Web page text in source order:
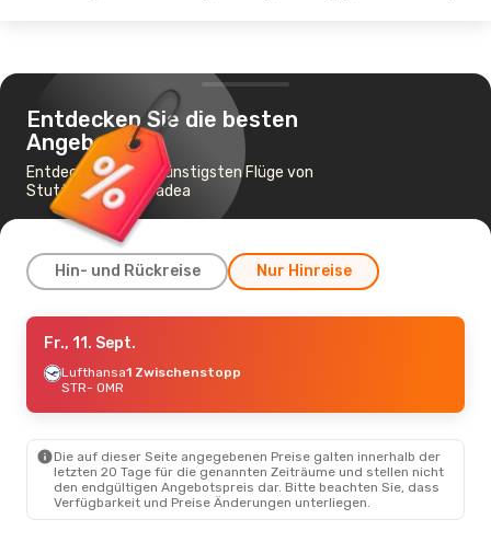
Entdecken Sie die besten
Angebote
Entdecken Sie die günstigsten Flüge von
Stuttgart nach Oradea
Hin- und Rückreise Nur Hinreise
Di., 25. Aug.- Fr., 28. Aug.
Lufthansa1 Zwischenstopp
STR- OMR
OMR- STR
So., 13. Sept.- So., 20. Sept.
Lot Polish Airlines
1 Zwischenstopp
Fr., 11. Sept.
Lufthansa1 Zwischenstopp
STR- OMR
Die auf dieser Seite angegebenen Preise galten innerhalb der
letzten 20 Tage für die genannten Zeiträume und stellen nicht
den endgültigen Angebotspreis dar. Bitte beachten Sie, dass
Verfügbarkeit und Preise Änderungen unterliegen.